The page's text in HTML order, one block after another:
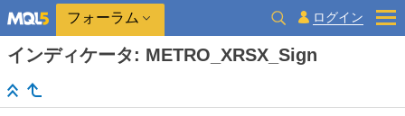
フォーラム ログイン
インディケータ: METRO_XRSX_Sign